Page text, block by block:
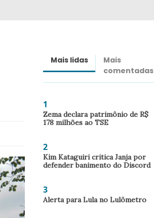
Mais lidas
Mais
comentadas
1
Zema declara patrimônio de R$
178 milhões ao TSE
2
Kim Kataguiri critica Janja por
defender banimento do Discord
3
Alerta para Lula no Lulômetro